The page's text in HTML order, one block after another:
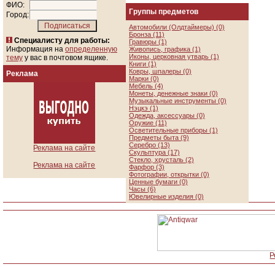
ФИО:
Город:
Специалисту для работы:
Информация на определенную
тему у вас в почтовом ящике.
Реклама
Реклама на сайте
Реклама на сайте
Группы предметов
Автомобили (Олдтаймеры) (0)
Бронза (11)
Гравюры (1)
Живопись, графика (1)
Иконы, церковная утварь (1)
Книги (1)
Ковры, шпалеры (0)
Марки (0)
Мебель (4)
Монеты, денежные знаки (0)
Музыкальные инструменты (0)
Нэцкэ (1)
Одежда, аксессуары (0)
Оружие (11)
Осветительные приборы (1)
Предметы быта (9)
Серебро (13)
Скульптура (17)
Стекло, хрусталь (2)
Фарфор (3)
Фотографии, открытки (0)
Ценные бумаги (0)
Часы (6)
Ювелирные изделия (0)